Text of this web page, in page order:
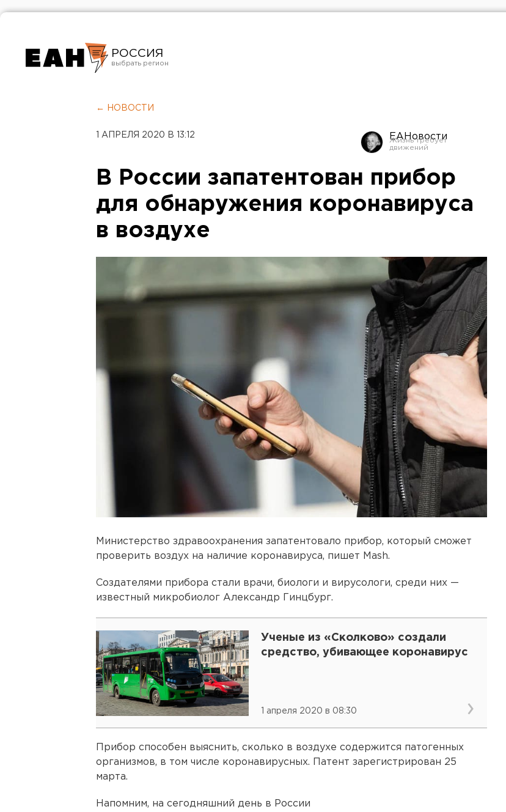
РОССИЯ
Челябинск
← НОВОСТИ
1 АПРЕЛЯ 2020 В 13:12 ЕАНовости
В России запатентован прибор
для обнаружения коронавируса
в воздухе
Министерство здравоохранения запатентовало прибор, который сможет
проверить воздух на наличие коронавируса, пишет Mash.
Создателями прибора стали врачи, биологи и вирусологи, среди них —
известный микробиолог Александр Гинцбург.
Ученые из «Сколково» создали
средство, убивающее коронавирус
1 апреля 2020 в 08:30
Прибор способен выяснить, сколько в воздухе содержится патогенных
организмов, в том числе коронавирусных. Патент зарегистрирован 25
марта.
Напомним, на сегодняшний день в России